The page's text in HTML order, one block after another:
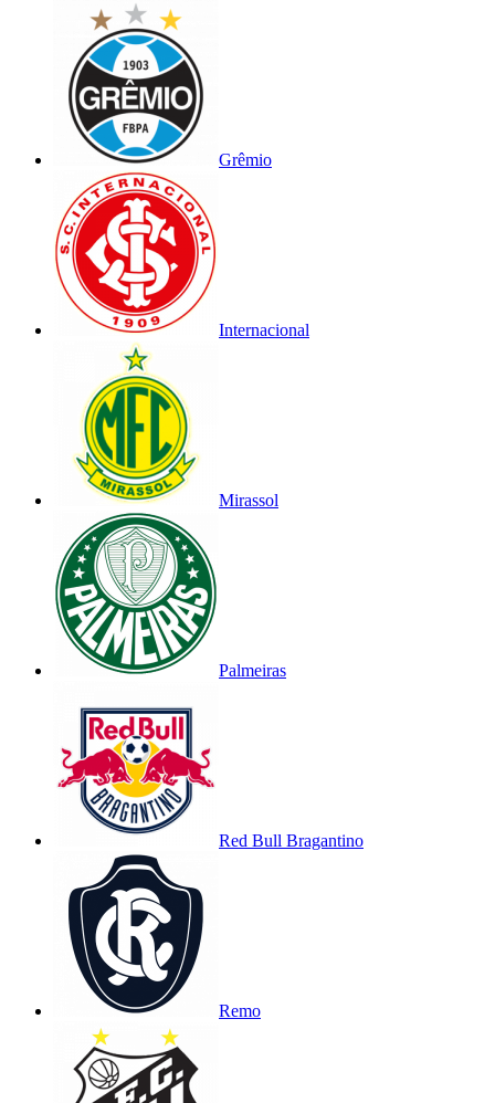
Grêmio
Internacional
Mirassol
Palmeiras
Red Bull Bragantino
Remo